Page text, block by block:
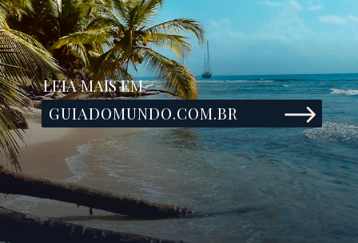
LEIA MAIS EM
GUIADOMUNDO.COM.BR